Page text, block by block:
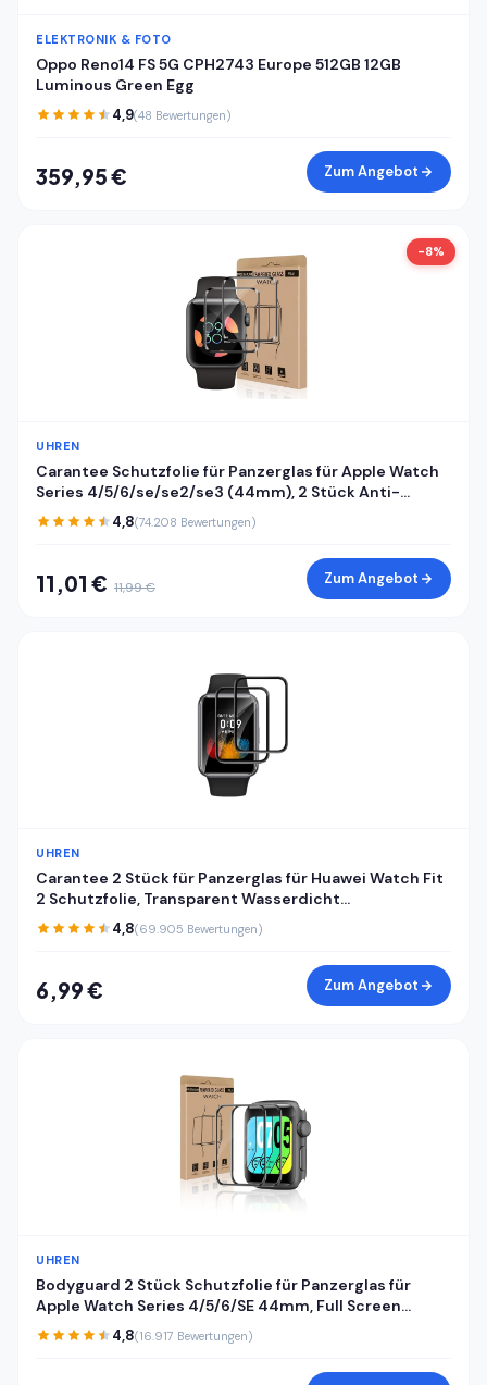
ELEKTRONIK & FOTO
Oppo Reno14 FS 5G CPH2743 Europe 512GB 12GB
Luminous Green Egg
4,9(48 Bewertungen)
359,95 € Zum Angebot
-8%
UHREN
Carantee Schutzfolie für Panzerglas für Apple Watch
Series 4/5/6/se/se2/se3 (44mm), 2 Stück Anti-
Kratzen Displayfolie, 3D Kante, Sensible Berührung, HD
Blasenfrei Apple Watch 44mm Displayschutzfolie
4,8(74.208 Bewertungen)
11,01 € 11,99 € Zum Angebot
UHREN
Carantee 2 Stück für Panzerglas für Huawei Watch Fit
2 Schutzfolie, Transparent Wasserdicht
Displayschutzfolie für Huawei Watch Fit 2, Stoßfeste
Sensitive Touch Antifouling Schutzglas Folie
4,8(69.905 Bewertungen)
6,99 € Zum Angebot
UHREN
Bodyguard 2 Stück Schutzfolie für Panzerglas für
Apple Watch Series 4/5/6/SE 44mm, Full Screen
Kratzfest Bruchsicher Apple Watch 44mm
Displayschutzfolie, Vollflächiger Schutz iWatch
4,8(16.917 Bewertungen)